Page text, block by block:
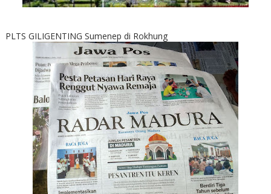
PLTS GILIGENTING Sumenep di Rokhung